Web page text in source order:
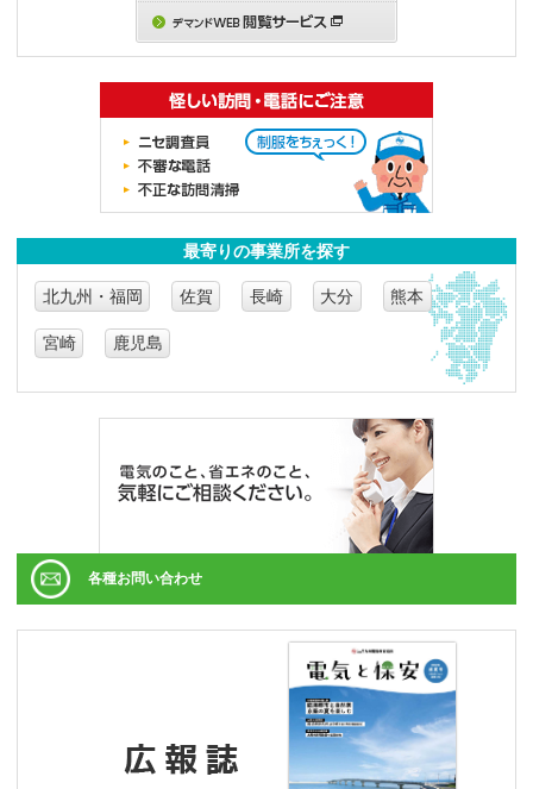
最寄りの事業所を探す
北九州・福岡 佐賀 長崎 大分 熊本
宮崎 鹿児島
各種お問い合わせ